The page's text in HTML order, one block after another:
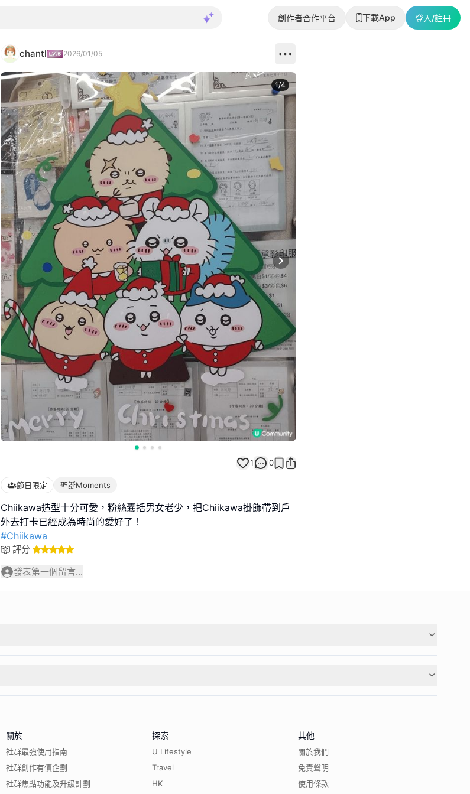
創作者合作平台 下載App 登入/註冊
chantl 2026/01/05
Next slide
1/4
1 0
節日限定 聖誕Moments
Chiikawa造型十分可愛，粉絲囊括男女老少，把Chiikawa掛飾帶到戶
#Chiikawa
評分
發表第一個留言...
關於
社群最強使用指南
社群創作有價企劃
社群焦點功能及升級計劃
探索
U Lifestyle
Travel
HK
其他
關於我們
免責聲明
使用條款